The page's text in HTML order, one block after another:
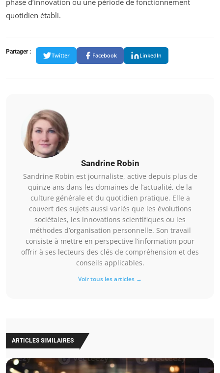
quotidien établi.
Partager :
Twitter Facebook LinkedIn
Sandrine Robin
Sandrine Robin est journaliste, active depuis plus de
quinze ans dans les domaines de l’actualité, de la
culture générale et du quotidien pratique. Elle a
couvert des sujets aussi variés que les évolutions
sociétales, les innovations scientifiques ou les
méthodes d’organisation personnelle. Son travail
consiste à mettre en perspective l’information pour
offrir à ses lecteurs des clés de compréhension et des
conseils applicables.
Voir tous les articles →
ARTICLES SIMILAIRES